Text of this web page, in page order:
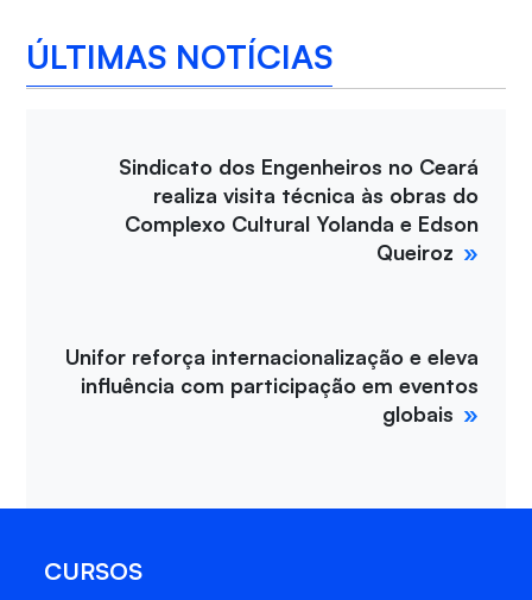
ÚLTIMAS NOTÍCIAS
Sindicato dos Engenheiros no Ceará
realiza visita técnica às obras do
Complexo Cultural Yolanda e Edson
Queiroz
Unifor reforça internacionalização e eleva
influência com participação em eventos
globais
CURSOS